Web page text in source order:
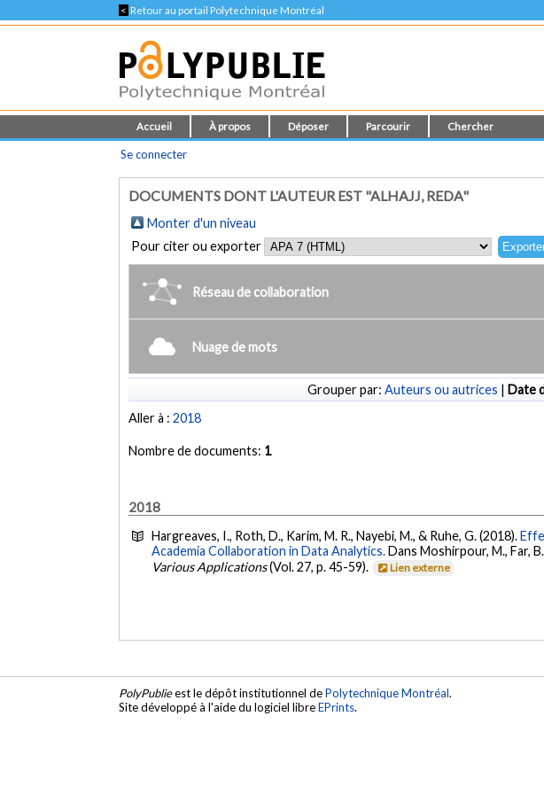
< Retour au portail Polytechnique Montréal
Accueil À propos Déposer Parcourir Chercher
Se connecter
DOCUMENTS DONT L'AUTEUR EST "ALHAJJ, REDA"
Monter d'un niveau
Pour citer ou exporter
Réseau de collaboration
Nuage de mots
Grouper par: Auteurs ou autrices | Date
Aller à :2018
Nombre de documents: 1
2018
Hargreaves, I., Roth, D., Karim, M. R., Nayebi, M., & Ruhe, G. (2018).
Academia Collaboration in Data Analytics.Dans Moshirpour, M., Far,
Various Applications(Vol. 27, p. 45-59). Lien externe
PolyPublieest le dépôt institutionnel dePolytechnique Montréal.
Site développé à l'aide du logiciel libreEPrints.